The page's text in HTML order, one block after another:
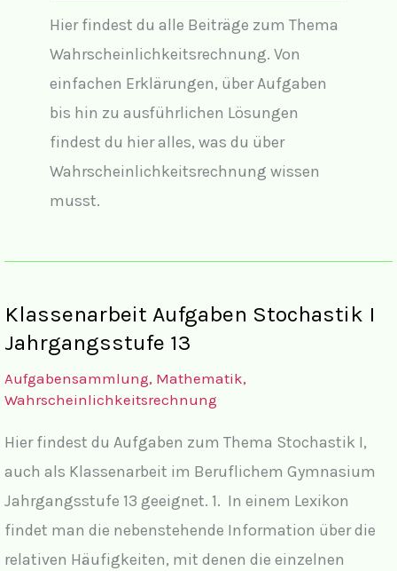
Hier findest du alle Beiträge zum Thema
Wahrscheinlichkeitsrechnung. Von
einfachen Erklärungen, über Aufgaben
bis hin zu ausführlichen Lösungen
findest du hier alles, was du über
Wahrscheinlichkeitsrechnung wissen
musst.
Klassenarbeit Aufgaben Stochastik I
Jahrgangsstufe 13
Aufgabensammlung, Mathematik,
Wahrscheinlichkeitsrechnung
Hier findest du Aufgaben zum Thema Stochastik I,
auch als Klassenarbeit im Beruflichem Gymnasium
Jahrgangsstufe 13 geeignet. 1. In einem Lexikon
findet man die nebenstehende Information über die
relativen Häufigkeiten, mit denen die einzelnen